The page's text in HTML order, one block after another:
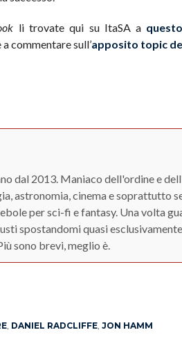
li trovate qui su ItaSA a
commentare sull’apposito topic
dal 2013. Maniaco dell'ordine e
astronomia, cinema e soprattutto
per sci-fi e fantasy. Una volta
spostandomi quasi
sono brevi, meglio è.
, DANIEL RADCLIFFE, JON HAMM